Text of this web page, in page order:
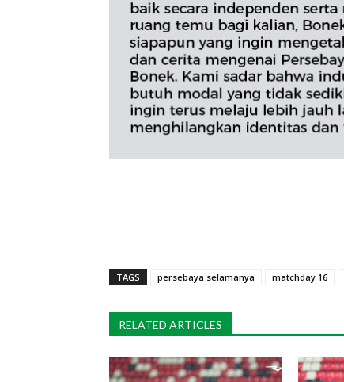
TAGS persebaya selamanya matchday 16
RELATED ARTICLES